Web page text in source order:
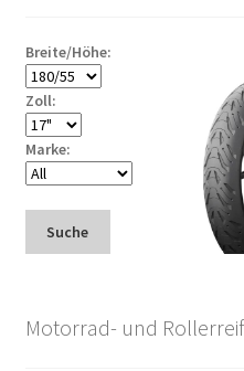
Breite/Höhe:
Zoll:
Marke:
Suche
Motorrad- und